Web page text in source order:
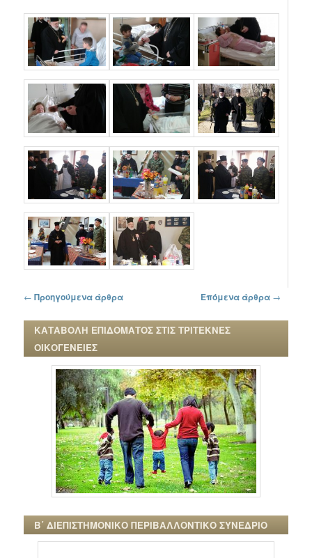
Πλοήγηση στα άρθρα
← Προηγούμενα άρθρα Επόμενα άρθρα →
ΚΑΤΑΒΟΛΗ ΕΠΙΔΟΜΑΤΟΣ ΣΤΙΣ ΤΡΙΤΕΚΝΕΣ
ΟΙΚΟΓΕΝΕΙΕΣ
Β΄ ΔΙΕΠΙΣΤΗΜΟΝΙΚΟ ΠΕΡΙΒΑΛΛΟΝΤΙΚΟ ΣΥΝΕΔΡΙΟ